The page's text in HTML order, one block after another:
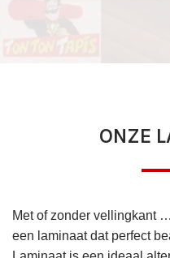
ONZE
Met of zonder vellingkant
een laminaat dat perfect